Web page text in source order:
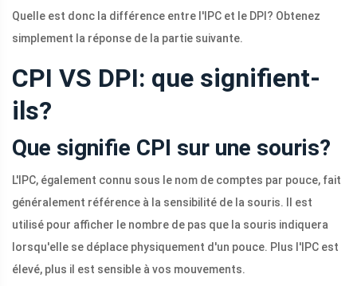
Quelle est donc la différence entre l'IPC et le DPI? Obtenez
simplement la réponse de la partie suivante.
CPI VS DPI: que signifient-
ils?
Que signifie CPI sur une souris?
L'IPC, également connu sous le nom de comptes par pouce, fait
généralement référence à la sensibilité de la souris. Il est
utilisé pour afficher le nombre de pas que la souris indiquera
lorsqu'elle se déplace physiquement d'un pouce. Plus l'IPC est
élevé, plus il est sensible à vos mouvements.